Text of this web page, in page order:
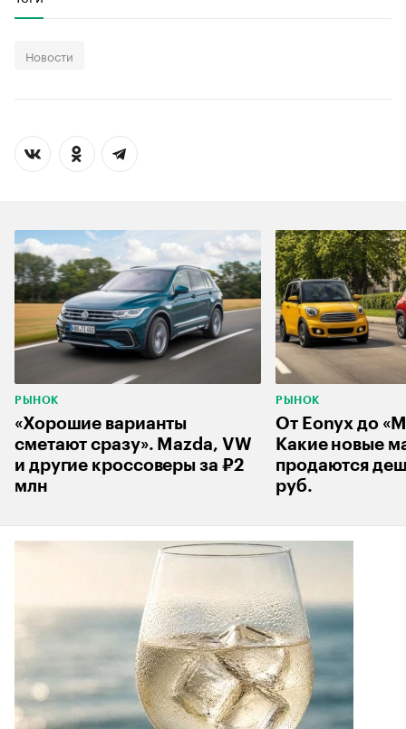
00:00
Новости
РЫНОК
«Хорошие варианты
сметают сразу». Mazda, VW
и другие кроссоверы за ₽2
млн
РЫНОК
От Eonyx до
Какие новые
продаются
руб.